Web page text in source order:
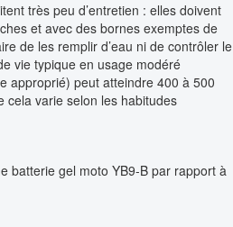
très peu d’entretien : elles doivent
et avec des bornes exemptes de
de les remplir d’eau ni de contrôler le
vie typique en usage modéré
approprié) peut atteindre 400 à 500
cela varie selon les habitudes
batterie gel moto YB9-B par rapport à